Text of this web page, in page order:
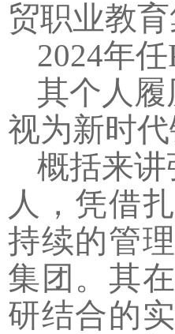
贸职业教
2024年
其个人
视为新时
概括来
人，凭借
持续的管
集团。其
研结合的